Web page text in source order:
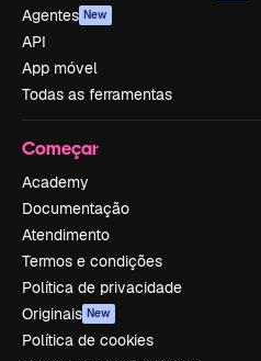
Agentes New
API
App móvel
Todas as ferramentas
Começar
Academy
Documentação
Atendimento
Termos e condições
Política de privacidade
Originais New
Política de cookies